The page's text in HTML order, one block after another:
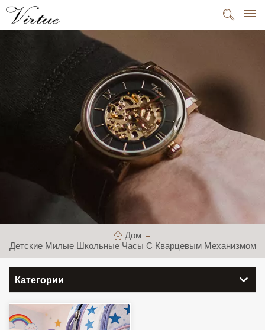
Дом
Детские Милые Школьные Часы С Кварцевым Механизмом
Категории